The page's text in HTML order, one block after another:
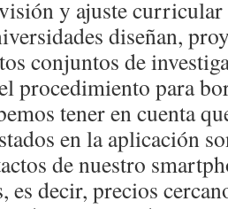
y ajuste curricular
diseñan,
conjuntos de
procedimiento para
tener en cuenta
en la aplicación
de nuestro
es decir, precios